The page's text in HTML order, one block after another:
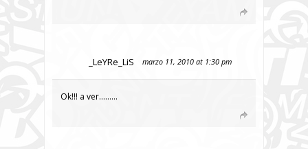
_LeYRe_LiS marzo 11, 2010 at 1:30 pm
Ok!!! a ver………